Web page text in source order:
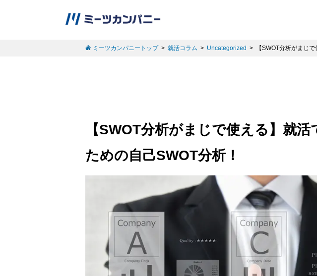
ミーツカンパニートップ 就活コラム Uncategorized 【SWOT分析がまじ
【SWOT分析がまじで使える】就
ための自己SWOT分析！